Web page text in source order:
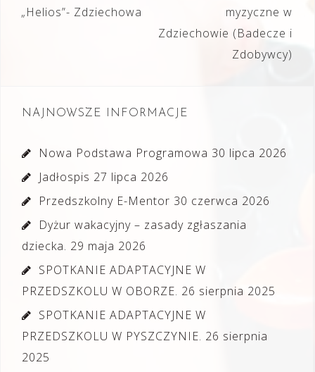
wpisu
„Helios”- Zdziechowa
myzyczne w
Zdziechowie (Badecze i
Zdobywcy)
NAJNOWSZE INFORMACJE
Nowa Podstawa Programowa 30 lipca 2026
Jadłospis 27 lipca 2026
Przedszkolny E-Mentor 30 czerwca 2026
Dyżur wakacyjny – zasady zgłaszania
dziecka. 29 maja 2026
SPOTKANIE ADAPTACYJNE W
PRZEDSZKOLU W OBORZE. 26 sierpnia 2025
SPOTKANIE ADAPTACYJNE W
PRZEDSZKOLU W PYSZCZYNIE. 26 sierpnia
2025